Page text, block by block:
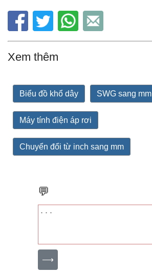
Xem thêm
Biểu đồ khổ dây SWG sang mm
Máy tính điện áp rơi
Chuyển đổi từ inch sang mm
💬
⟶